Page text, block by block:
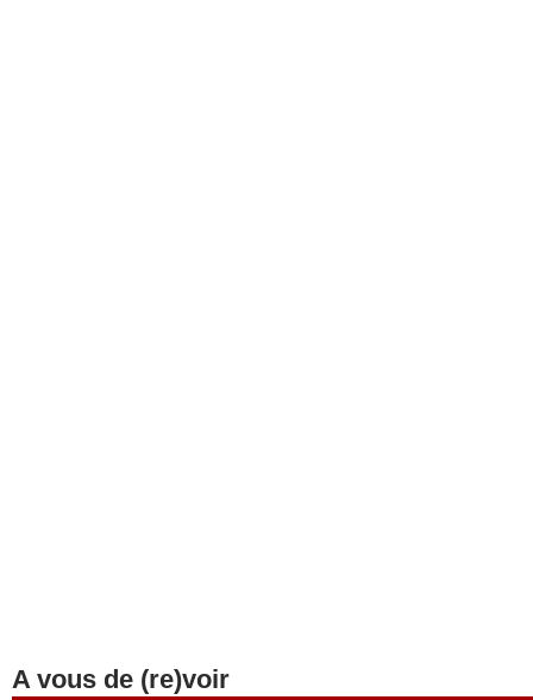
A vous de (re)voir